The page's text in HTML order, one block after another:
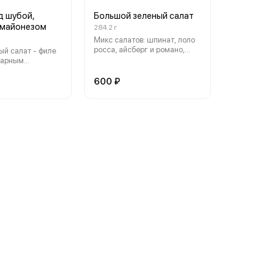
шубой,
салат - филе
из
Большой зеленый салат
284.2 г
Микс салатов: шпинат, лоло
росса, айсберг и романо,
базилик, кинза. Салат
600 ₽